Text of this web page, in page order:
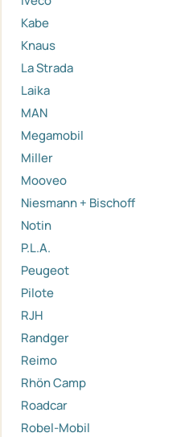
Kabe
Knaus
La Strada
Laika
MAN
Megamobil
Miller
Mooveo
Niesmann + Bischoff
Notin
P.L.A.
Peugeot
Pilote
RJH
Randger
Reimo
Rhön Camp
Roadcar
Robel-Mobil